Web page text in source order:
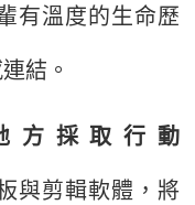
有溫度的生命歷
結。
方採取行動
與剪輯軟體，將